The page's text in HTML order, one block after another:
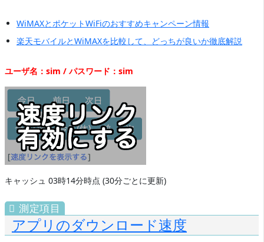
WiMAXとポケットWiFiのおすすめキャンペーン情報
楽天モバイルとWiMAXを比較して、どっちが良いか徹底解説
ユーザ名：sim / パスワード：sim
キャッシュ 03時14分時点 (30分ごとに更新)
アプリのダウンロード速度